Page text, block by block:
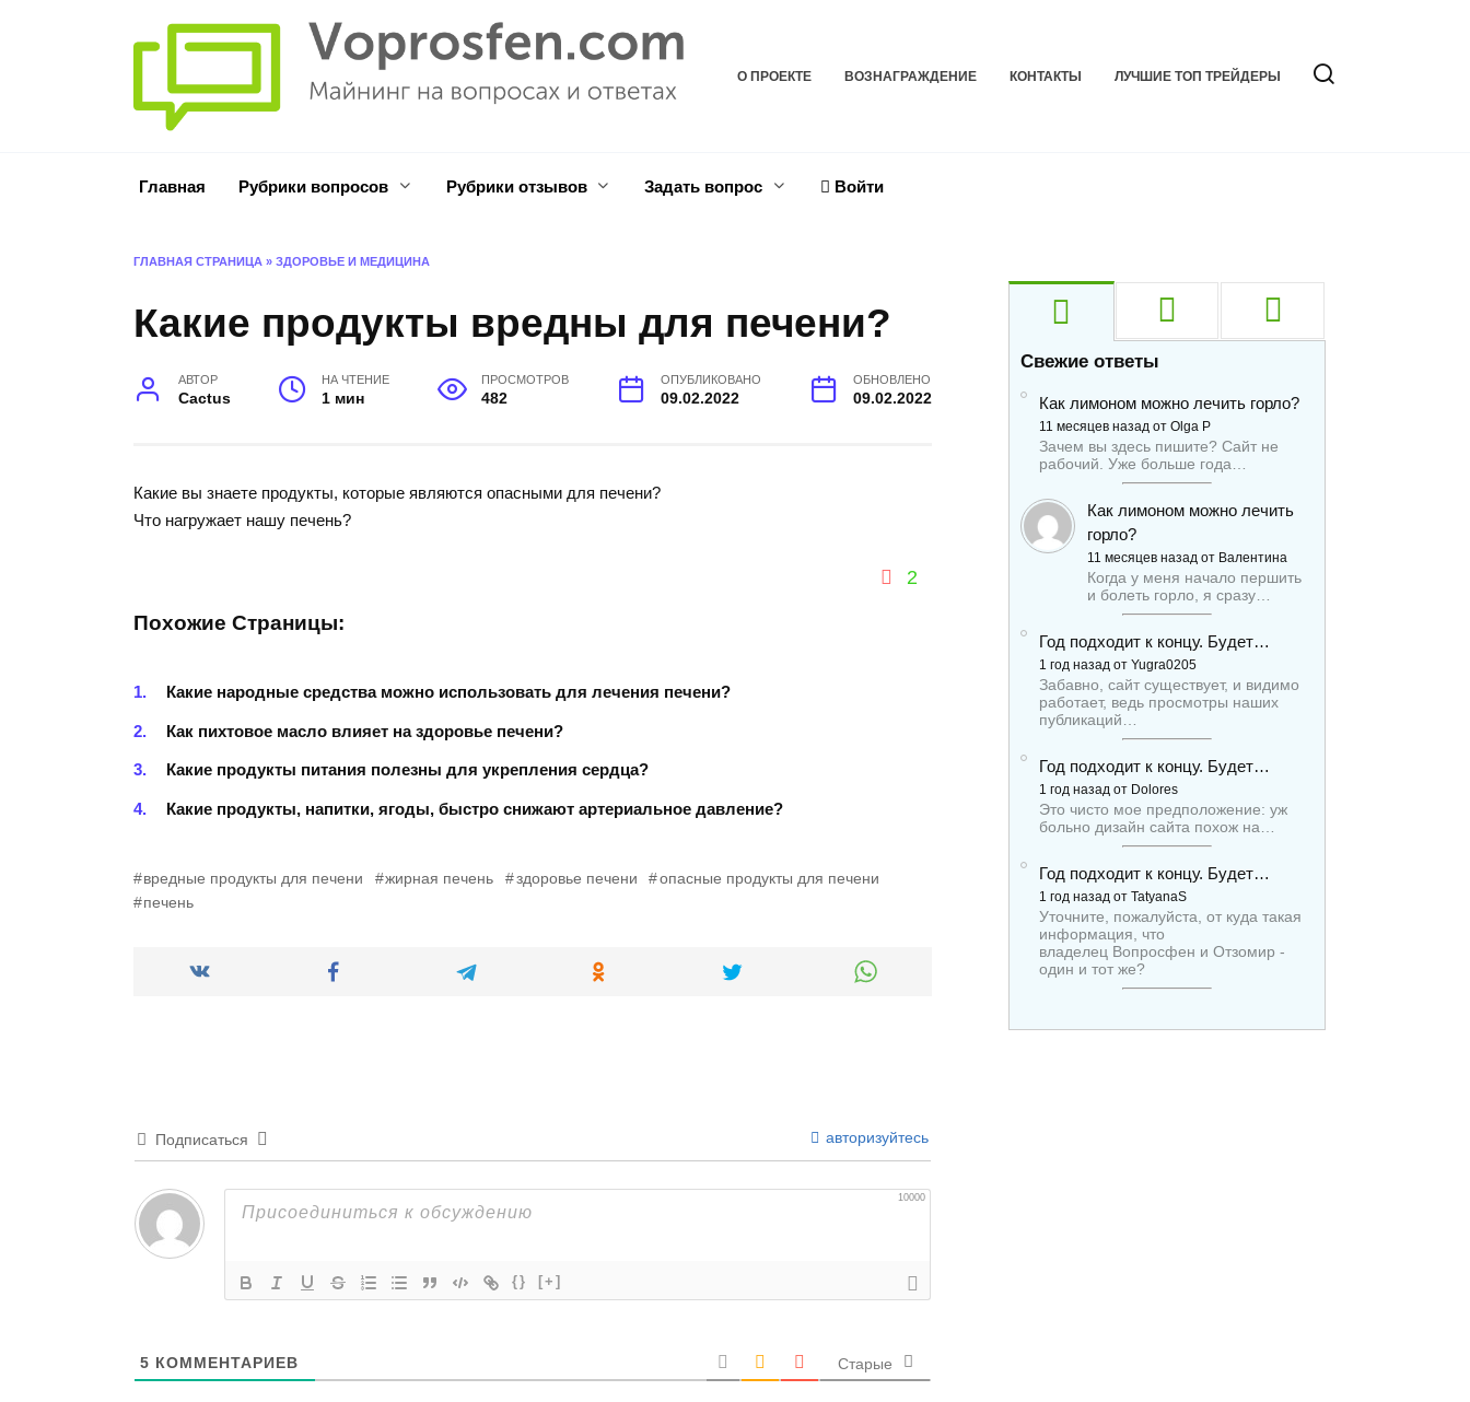
О ПРОЕКТЕ ВОЗНАГРАЖДЕНИЕ КОНТАКТЫ ЛУЧШИЕ ТОП ТРЕЙДЕРЫ
Главная Рубрики вопросов Рубрики отзывов Задать вопрос Войти
ГЛАВНАЯ СТРАНИЦА » ЗДОРОВЬЕ И МЕДИЦИНА
Какие продукты вредны для печени?
АВТОР
Cactus
НА ЧТЕНИЕ
1 мин
ПРОСМОТРОВ
482
ОПУБЛИКОВАНО
09.02.2022
ОБНОВЛЕНО
09.02.2022
Какие вы знаете продукты, которые являются опасными для печени?
Что нагружает нашу печень?
2
Похожие Страницы:
Какие народные средства можно использовать для лечения печени?
Как пихтовое масло влияет на здоровье печени?
Какие продукты питания полезны для укрепления сердца?
Какие продукты, напитки, ягоды, быстро снижают артериальное давление?
вредные продукты для печени жирная печень здоровье печени
опасные продукты для печени
печень
Подписаться авторизуйтесь
10000
{} [+]
5 КОММЕНТАРИЕВ Старые
Свежие ответы
Как лимоном можно лечить горло?
11 месяцев назад от Olga P
Зачем вы здесь пишите? Сайт не
рабочий. Уже больше года…
Как лимоном можно лечить
горло?
11 месяцев назад от Валентина
Когда у меня начало першить
и болеть горло, я сразу…
Год подходит к концу. Будет…
1 год назад от Yugra0205
Забавно, сайт существует, и видимо
работает, ведь просмотры наших
публикаций…
Год подходит к концу. Будет…
1 год назад от Dolores
Это чисто мое предположение: уж
больно дизайн сайта похож на…
Год подходит к концу. Будет…
1 год назад от TatyanaS
Уточните, пожалуйста, от куда такая
информация, что
владелец Вопросфен и Отзомир -
один и тот же?